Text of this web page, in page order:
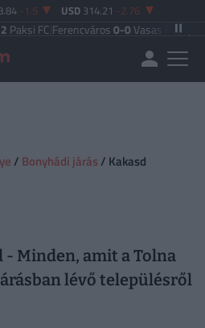
-1.5 USD 314.21 -2.76
FC|Ferencváros0-0Vasas FC|Győri ETO
/ Bonyhádi járás / Kakasd
- Minden, amit a Tolna
lévő településről